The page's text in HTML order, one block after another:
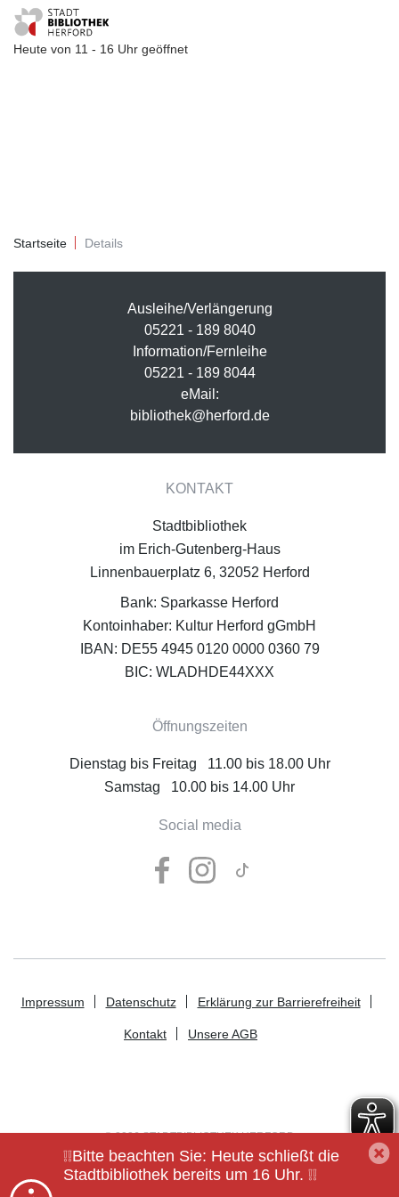
Heute von 11 - 16 Uhr geöffnet
Startseite Details
Ausleihe/Verlängerung
05221 - 189 8040
Information/Fernleihe
05221 - 189 8044
eMail:
bibliothek@herford.de
KONTAKT
Stadtbibliothek
im Erich-Gutenberg-Haus
Linnenbauerplatz 6, 32052 Herford
Bank: Sparkasse Herford
Kontoinhaber: Kultur Herford gGmbH
IBAN: DE55 4945 0120 0000 0360 79
BIC: WLADHDE44XXX
Öffnungszeiten
Dienstag bis Freitag 11.00 bis 18.00 Uhr
Samstag 10.00 bis 14.00 Uhr
Social media
Impressum Datenschutz Erklärung zur Barrierefreiheit
Kontakt Unsere AGB
❕❕Bitte beachten Sie: Heute schließt die
Stadtbibliothek bereits um 16 Uhr. ❕❕
© 2026 STADTBIBLIOTHEK HERFORD